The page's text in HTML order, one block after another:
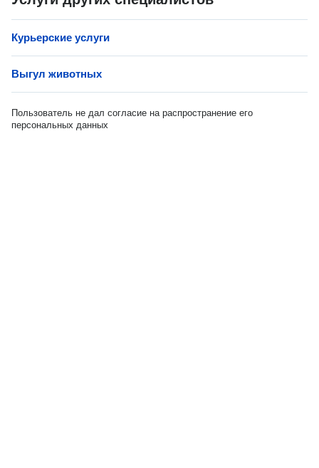
Курьерские услуги
Выгул животных
Пользователь не дал согласие на распространение его
персональных данных